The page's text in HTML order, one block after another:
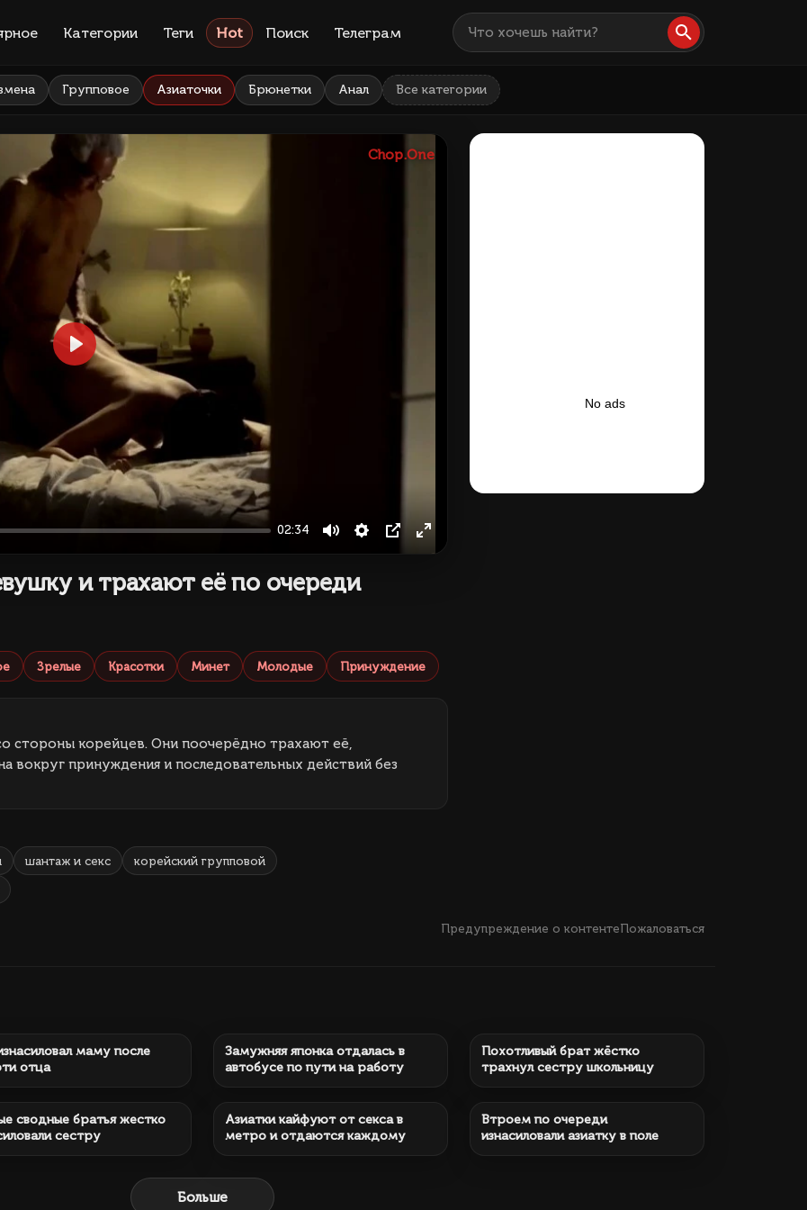
Категории Теги Hot Поиск Телеграм
Групповое Азиаточки Брюнетки Анал Все категории
02:34
MuteSettings
PIP Enter
Play
Chop.One
и трахают её по очереди
Зрелые Красотки Минет Молодые Принуждение
стороны корейцев. Они поочерёдно трахают её,
вокруг принуждения и последовательных действий без
шантаж и секс корейский групповой
Предупреждение о контентеПожаловаться
маму после
отца
Замужняя японка отдалась в
автобусе по пути на работу
Похотливый брат жёстко
трахнул сестру школьницу
691 14 мин.
сводные братья жестко
сестру
133 711 1 ч.
Азиатки кайфуют от секса в
метро и отдаются каждому
220 159 15 мин.
Втроем по очереди
изнасиловали азиатку в поле
Больше